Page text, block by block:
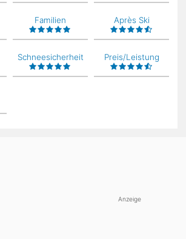
Familien Après Ski
Schneesicherheit Preis/Leistung
Anzeige